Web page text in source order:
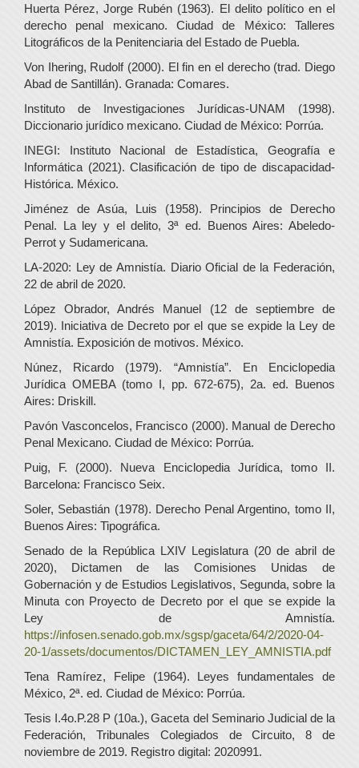
Huerta Pérez, Jorge Rubén (1963). El delito político en el
derecho penal mexicano. Ciudad de México: Talleres
Litográficos de la Penitenciaria del Estado de Puebla.
Von Ihering, Rudolf (2000). El fin en el derecho (trad. Diego
Abad de Santillán). Granada: Comares.
Instituto de Investigaciones Jurídicas-UNAM (1998).
Diccionario jurídico mexicano. Ciudad de México: Porrúa.
INEGI: Instituto Nacional de Estadística, Geografía e
Informática (2021). Clasificación de tipo de discapacidad-
Histórica. México.
Jiménez de Asúa, Luis (1958). Principios de Derecho
Penal. La ley y el delito, 3ª ed. Buenos Aires: Abeledo-
Perrot y Sudamericana.
LA-2020: Ley de Amnistía. Diario Oficial de la Federación,
22 de abril de 2020.
López Obrador, Andrés Manuel (12 de septiembre de
2019). Iniciativa de Decreto por el que se expide la Ley de
Amnistía. Exposición de motivos. México.
Núnez, Ricardo (1979). “Amnistía”. En Enciclopedia
Jurídica OMEBA (tomo I, pp. 672-675), 2a. ed. Buenos
Aires: Driskill.
Pavón Vasconcelos, Francisco (2000). Manual de Derecho
Penal Mexicano. Ciudad de México: Porrúa.
Puig, F. (2000). Nueva Enciclopedia Jurídica, tomo II.
Barcelona: Francisco Seix.
Soler, Sebastián (1978). Derecho Penal Argentino, tomo II,
Buenos Aires: Tipográfica.
Senado de la República LXIV Legislatura (20 de abril de
2020), Dictamen de las Comisiones Unidas de
Gobernación y de Estudios Legislativos, Segunda, sobre la
Minuta con Proyecto de Decreto por el que se expide la
Ley de Amnistía.
https://infosen.senado.gob.mx/sgsp/gaceta/64/2/2020-04-
20-1/assets/documentos/DICTAMEN_LEY_AMNISTIA.pdf
Tena Ramírez, Felipe (1964). Leyes fundamentales de
México, 2ª. ed. Ciudad de México: Porrúa.
Tesis I.4o.P.28 P (10a.), Gaceta del Seminario Judicial de la
Federación, Tribunales Colegiados de Circuito, 8 de
noviembre de 2019. Registro digital: 2020991.